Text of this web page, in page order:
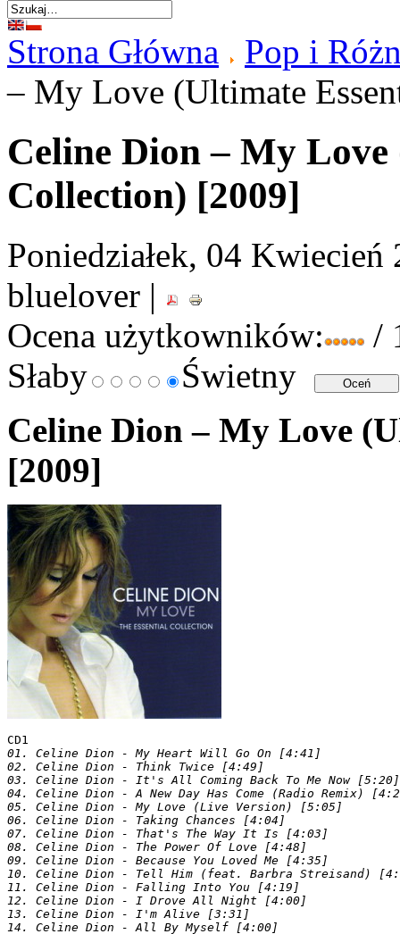
Strona Główna
Pop i
‎– My Love (Ultimate
Celine Dion ‎– My
Collection) [2009]
Poniedziałek, 04
bluelover |
Ocena użytkowników:
/
Słaby
Świetny
Celine Dion ‎– My Love
[2009]
CD1
01. Celine Dion - My Heart Will Go On [4:41]
02. Celine Dion - Think Twice [4:49]
03. Celine Dion - It's All Coming Back To Me Now [5:20]
04. Celine Dion - A New Day Has Come (Radio Remix)
05. Celine Dion - My Love (Live Version) [5:05]
06. Celine Dion - Taking Chances [4:04]
07. Celine Dion - That's The Way It Is [4:03]
08. Celine Dion - The Power Of Love [4:48]
09. Celine Dion - Because You Loved Me [4:35]
10. Celine Dion - Tell Him (feat. Barbra Streisand)
11. Celine Dion - Falling Into You [4:19]
12. Celine Dion - I Drove All Night [4:00]
13. Celine Dion - I'm Alive [3:31]
14. Celine Dion - All By Myself [4:00]